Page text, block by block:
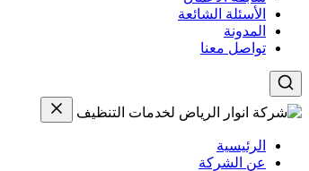
الأسئلة الشائعة
المدونة
تواصل معنا
الرئيسية
عن الشركة